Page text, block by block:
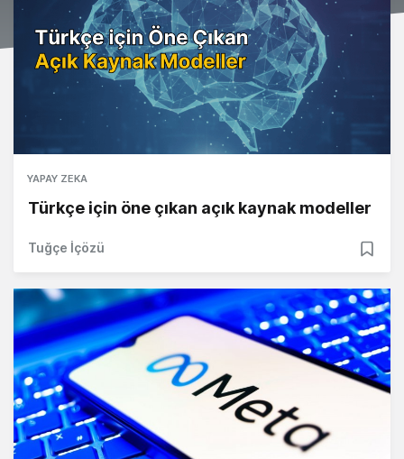
YAPAY ZEKA
Türkçe için öne çıkan açık kaynak modeller
Tuğçe İçözü